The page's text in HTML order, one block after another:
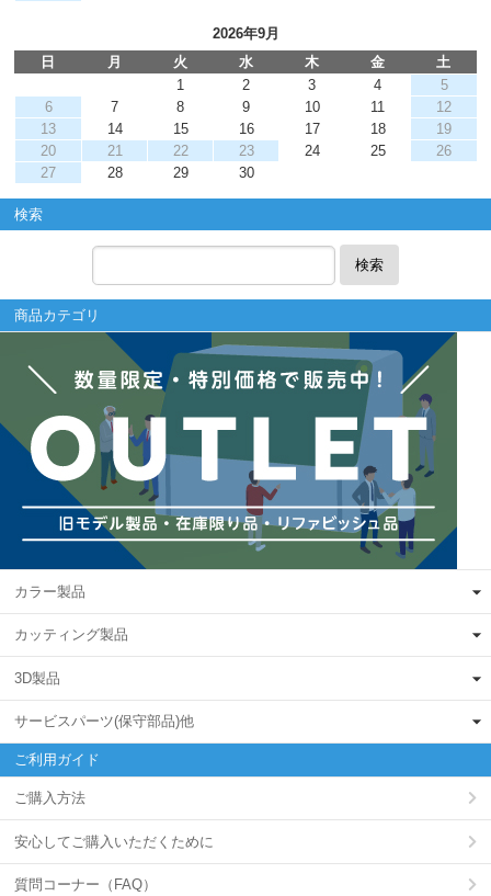
2026年9月
日
月 火 水 木 金
土
1
2 3 4
5
6
7 8 9 10 11
12
13
14 15 16 17 18
19
20
21 22 23 24 25
26
27
28 29 30
検索
検索
商品カテゴリ
カラー製品
カッティング製品
3D製品
サービスパーツ(保守部品)他
ご利用ガイド
ご購入方法
安心してご購入いただくために
質問コーナー（FAQ）